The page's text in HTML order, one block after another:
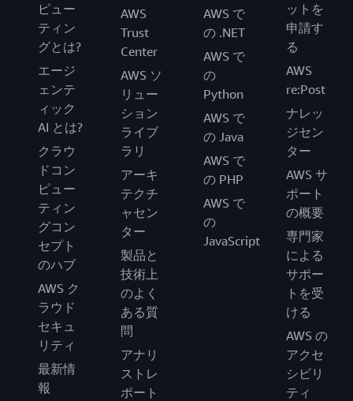
ピュー
ティン
グとは?
エージ
ェンテ
ィック
AI とは?
クラウ
ドコン
ピュー
ティン
グコン
セプト
のハブ
AWS ク
ラウド
セキュ
リティ
最新情
報
AWS
Trust
Center
AWS ソ
リュー
ション
ライブ
ラリ
アーキ
テクチ
ャセン
ター
製品と
技術上
のよく
ある質
問
アナリ
ストレ
ポート
AWS で
の .NET
AWS で
の
Python
AWS で
の Java
AWS で
の PHP
AWS で
の
JavaScript
ットを
申請す
る
AWS
re:Post
ナレッ
ジセン
ター
AWS サ
ポート
の概要
専門家
による
サポー
トを受
ける
AWS の
アクセ
シビリ
ティ